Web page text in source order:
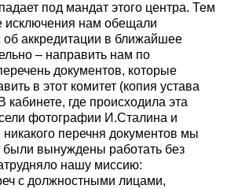
под мандат этого центра. Тем
исключения нам обещали
об аккредитации в ближайшее
– направить нам по
документов, которые
в этот комитет (копия устава
кабинете, где происходила эта
фотографии И.Сталина и
перечня документов мы
были вынуждены работать без
нашу миссию:
с должностными лицами,